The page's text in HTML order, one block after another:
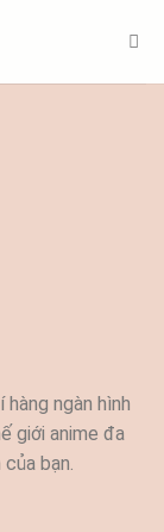
ngàn hình
giới anime đa
bạn.